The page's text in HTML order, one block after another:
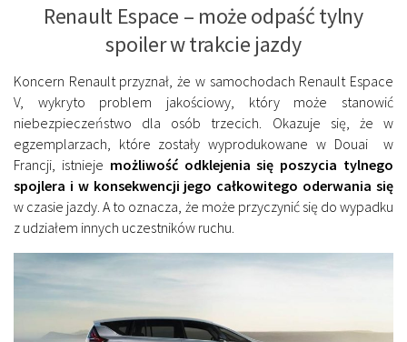
Renault Espace – może odpaść tylny
spoiler w trakcie jazdy
Koncern Renault przyznał, że w samochodach Renault Espace
V, wykryto problem jakościowy, który może stanowić
niebezpieczeństwo dla osób trzecich. Okazuje się, że w
egzemplarzach, które zostały wyprodukowane w Douai w
Francji, istnieje możliwość odklejenia się poszycia tylnego
spojlera i w konsekwencji jego całkowitego oderwania się
w czasie jazdy. A to oznacza, że może przyczynić się do wypadku
z udziałem innych uczestników ruchu.